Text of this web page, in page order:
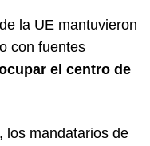
la UE mantuvieron
con fuentes
el centro de
los mandatarios de